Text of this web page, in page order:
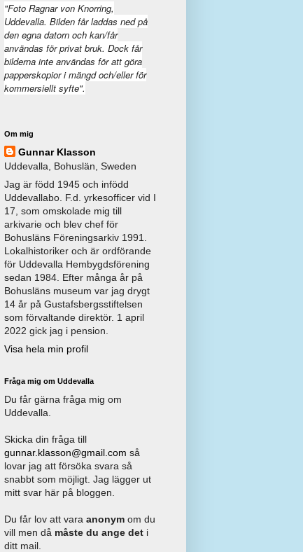
"Foto Ragnar von Knorring,
Uddevalla. Bilden får laddas ned på
den egna datorn och kan/får
användas för privat bruk. Dock får
bilderna inte användas för att göra
papperskopior i mängd och/eller för
kommersiellt syfte".
Om mig
Gunnar Klasson
Uddevalla, Bohuslän, Sweden
Jag är född 1945 och infödd
Uddevallabo. F.d. yrkesofficer vid I
17, som omskolade mig till
arkivarie och blev chef för
Bohusläns Föreningsarkiv 1991.
Lokalhistoriker och är ordförande
för Uddevalla Hembygdsförening
sedan 1984. Efter många år på
Bohusläns museum var jag drygt
14 år på Gustafsbergsstiftelsen
som förvaltande direktör. 1 april
2022 gick jag i pension.
Visa hela min profil
Fråga mig om Uddevalla
Du får gärna fråga mig om
Uddevalla.
Skicka din fråga till
gunnar.klasson@gmail.com så
lovar jag att försöka svara så
snabbt som möjligt. Jag lägger ut
mitt svar här på bloggen.
Du får lov att vara anonym om du
vill men då måste du ange det i
ditt mail.